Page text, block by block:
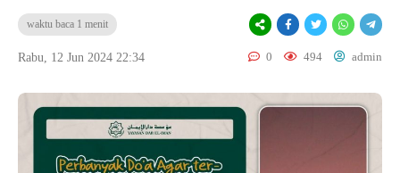
waktu baca 1 menit
Rabu, 12 Jun 2024 22:34 0 494 admin